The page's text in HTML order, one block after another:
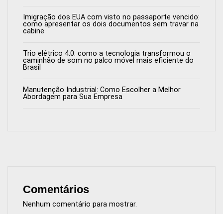
Imigração dos EUA com visto no passaporte vencido:
como apresentar os dois documentos sem travar na
cabine
Trio elétrico 4.0: como a tecnologia transformou o
caminhão de som no palco móvel mais eficiente do
Brasil
Manutenção Industrial: Como Escolher a Melhor
Abordagem para Sua Empresa
Comentários
Nenhum comentário para mostrar.